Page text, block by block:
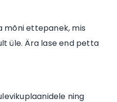
mõni ettepanek, mis
üle. Ära lase end petta
ning